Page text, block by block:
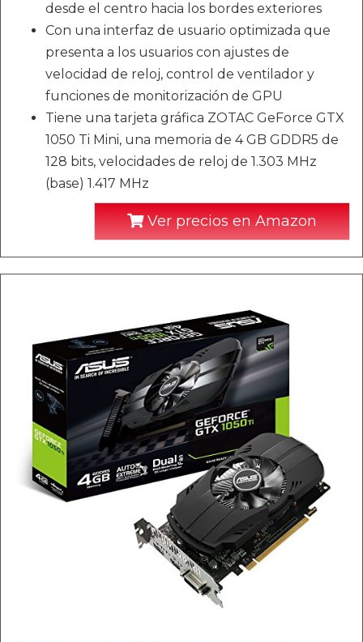
desde el centro hacia los bordes exteriores
Con una interfaz de usuario optimizada que
presenta a los usuarios con ajustes de
velocidad de reloj, control de ventilador y
funciones de monitorización de GPU
Tiene una tarjeta gráfica ZOTAC GeForce GTX
1050 Ti Mini, una memoria de 4 GB GDDR5 de
128 bits, velocidades de reloj de 1.303 MHz
(base) 1.417 MHz
Ver precios en Amazon